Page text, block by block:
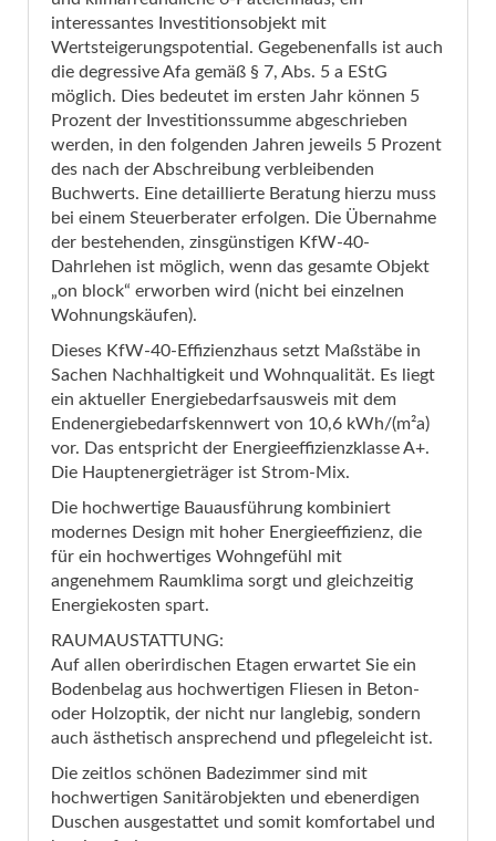
interessantes Investitionsobjekt mit
Wertsteigerungspotential. Gegebenenfalls ist auch
die degressive Afa gemäß § 7, Abs. 5 a EStG
möglich. Dies bedeutet im ersten Jahr können 5
Prozent der Investitionssumme abgeschrieben
werden, in den folgenden Jahren jeweils 5 Prozent
des nach der Abschreibung verbleibenden
Buchwerts. Eine detaillierte Beratung hierzu muss
bei einem Steuerberater erfolgen. Die Übernahme
der bestehenden, zinsgünstigen KfW-40-
Dahrlehen ist möglich, wenn das gesamte Objekt
„on block“ erworben wird (nicht bei einzelnen
Wohnungskäufen).
Dieses KfW-40-Effizienzhaus setzt Maßstäbe in
Sachen Nachhaltigkeit und Wohnqualität. Es liegt
ein aktueller Energiebedarfsausweis mit dem
Endenergiebedarfskennwert von 10,6 kWh/(m²a)
vor. Das entspricht der Energieeffizienzklasse A+.
Die Hauptenergieträger ist Strom-Mix.
Die hochwertige Bauausführung kombiniert
modernes Design mit hoher Energieeffizienz, die
für ein hochwertiges Wohngefühl mit
angenehmem Raumklima sorgt und gleichzeitig
Energiekosten spart.
RAUMAUSTATTUNG:
Auf allen oberirdischen Etagen erwartet Sie ein
Bodenbelag aus hochwertigen Fliesen in Beton-
oder Holzoptik, der nicht nur langlebig, sondern
auch ästhetisch ansprechend und pflegeleicht ist.
Die zeitlos schönen Badezimmer sind mit
hochwertigen Sanitärobjekten und ebenerdigen
Duschen ausgestattet und somit komfortabel und